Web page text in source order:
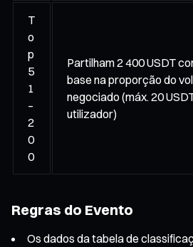
T
o
p
5
1
–
2
0
0
Partilham 2 400 USDT
base na proporção do
negociado (máx. 20
utilizador)
Regras do Evento
Os dados da tabela de